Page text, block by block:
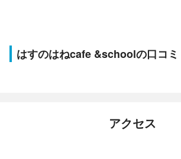
はすのはねcafe &schoolの口コミ
アクセス